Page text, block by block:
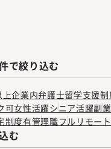
で絞り込む
上企業内弁護士留学支援
可女性活躍シニア活躍副
制度有管理職フルリモー
む